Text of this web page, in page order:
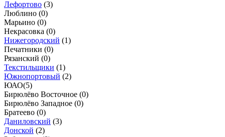
Лефортово (3)
Люблино (0)
Марьино (0)
Некрасовка (0)
Нижегородский (1)
Печатники (0)
Рязанский (0)
Текстильщики (1)
Южнопортовый (2)
ЮАО(5)
Бирюлёво Восточное (0)
Бирюлёво Западное (0)
Братеево (0)
Даниловский (3)
Донской (2)